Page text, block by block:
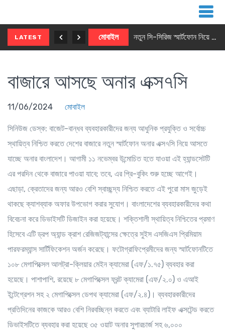
LATEST মোবাইল নতুন সি-সিরিজ স্মার্টফোন নিয়ে আসছে রিয়েলমি
বাজারে আসছে অনার এক্স৭সি
11/06/2024 মোবাইল
সিনিউজ ডেস্ক: বাজেট-বান্ধব ব্যবহারকারীদের জন্য আধুনিক প্রযুক্তি ও সর্বোচ্চ
স্থায়িত্ব নিশ্চিত করতে দেশের বাজারে নতুন স্মার্টফোন অনার এক্স৭সি নিয়ে আসতে
যাচ্ছে অনার বাংলাদেশ। আগামী ১১ নভেম্বর উন্মোচিত হতে যাওয়া এই হ্যান্ডসেটটি
এর পরদিন থেকে বাজারে পাওয়া যাবে; তবে, এর প্রি-বুকিং শুরু হচ্ছে আগেই।
এছাড়া, ক্রেতাদের জন্য আরও বেশি স্বাচ্ছন্দ্য নিশ্চিত করতে এই পুরো মাস জুড়েই
থাকছে ক্যাশব্যাক অফার উপভোগ করার সুযোগ। বাংলাদেশের ব্যবহারকারীদের কথা
বিবেচনা করে ডিভাইসটি ডিজাইন করা হয়েছে। শক্তিশালী স্থায়িত্ব নিশ্চিতের প্রমাণ
হিসেবে এটি ড্রপ অ্যান্ড ক্রাশ রেজিজট্যান্সের ক্ষেত্রে সুইস এসজিএস প্রিমিয়াম
পারফরম্যান্স সার্টিফিকেশন অর্জন করেছে। ফটোগ্রাফিপ্রেমীদের জন্য স্মার্টফোনটিতে
১০৮ মেগাপিক্সেল আলট্রা-ক্লিয়ার মেইন ক্যামেরা (এফ/১.৭৫) ব্যবহার করা
হয়েছে। পাশাপাশি, রয়েছে ৮ মেগাপিক্সেল ফ্রন্ট ক্যামেরা (এফ/২.০) ও এআই
ইন্টেগ্রেশন সহ ২ মেগাপিক্সেল ডেপথ ক্যামেরা (এফ/২.৪)। ব্যবহারকারীদের
প্রতিদিনের কাজকে আরও বেশি নিরবচ্ছিন্ন করতে এবং ব্যাটারি লাইফ এক্সটেন্ড করতে
ডিভাইসটিতে ব্যবহার করা হয়েছে ৩৫ ওয়াট অনার সুপারচার্জ সহ ৬,০০০